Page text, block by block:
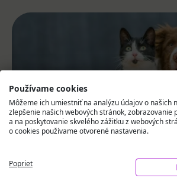
Používame cookies
Môžeme ich umiestniť na analýzu údajov o našich
zlepšenie našich webových stránok, zobrazovanie
a na poskytovanie skvelého zážitku z webových
o cookies používame otvorené nastavenia.
Poprieť